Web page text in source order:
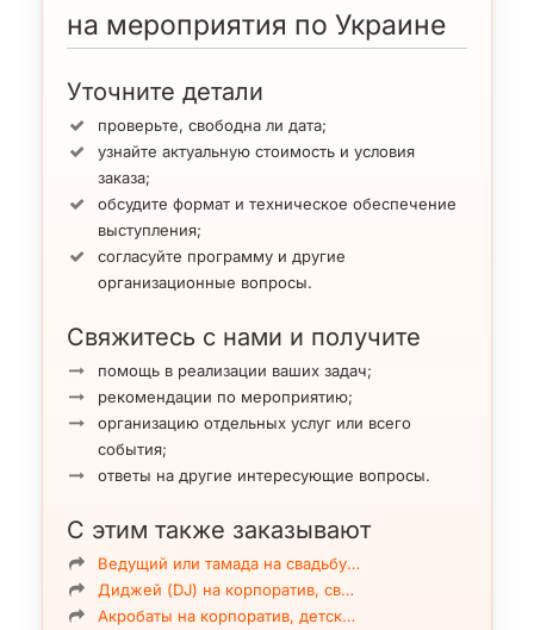
на мероприятия по Украине
Уточните детали
проверьте, свободна ли дата;
узнайте актуальную стоимость и условия
заказа;
обсудите формат и техническое обеспечение
выступления;
согласуйте программу и другие
организационные вопросы.
Свяжитесь с нами и получите
помощь в реализации ваших задач;
рекомендации по мероприятию;
организацию отдельных услуг или всего
события;
ответы на другие интересующие вопросы.
С этим также заказывают
Ведущий или тамада на свадьбу…
Диджей (DJ) на корпоратив, св…
Акробаты на корпоратив, детск…